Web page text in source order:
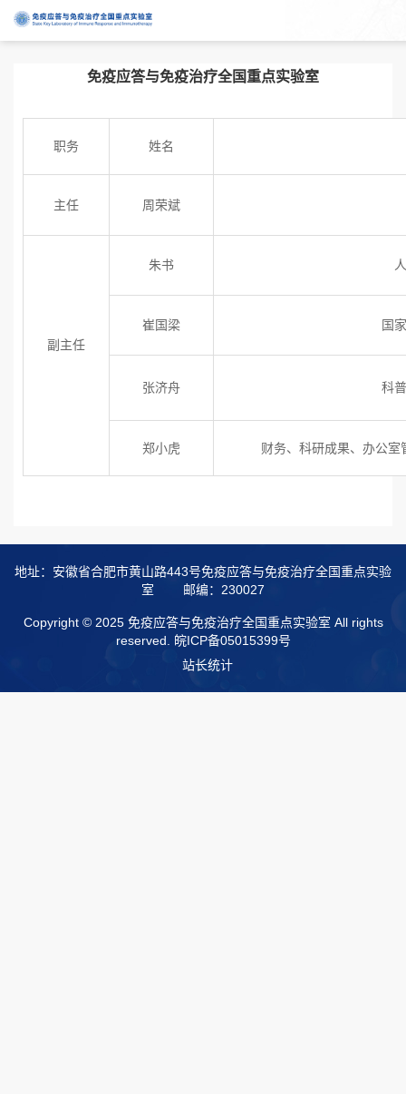
免疫应答与免疫治疗全国重点实验室
职务 姓名
主任 周荣斌
副主任
朱书
崔国梁 国
张济舟 科
郑小虎 财务、科研成果、办公
地址：安徽省合肥市黄山路443号免疫应答与免疫治疗全国重点实验
室
邮编：230027
Copyright © 2025 免疫应答与免疫治疗全国重点实验室 All rights
reserved. 皖ICP备05015399号
站长统计